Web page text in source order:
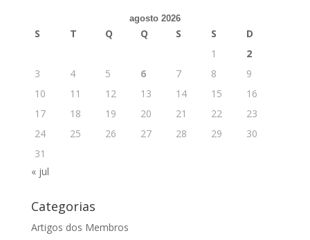
agosto 2026
S T Q Q S S
D
1
2
3
4 5 6 7 8
9
10
11 12 13 14 15
16
17
18 19 20 21 22
23
24
25 26 27 28 29
30
31
« jul
Categorias
Artigos dos Membros